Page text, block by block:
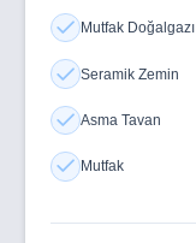
Mutfak Doğalgazı
Seramik Zemin
Asma Tavan
Mutfak